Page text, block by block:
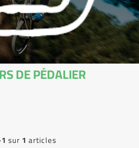
DE PÉDALIER
sur 1 articles